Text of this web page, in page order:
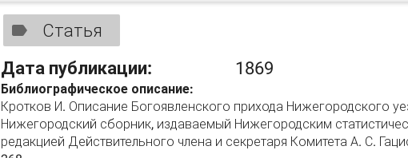
Статья
Дата публикации:
1869
Библиографическое описание:
Кротков И. Описание Богоявленского прихода Нижегородского
Нижегородский сборник, издаваемый Нижегородским
редакцией Действительного члена и секретаря Комитета А. С.